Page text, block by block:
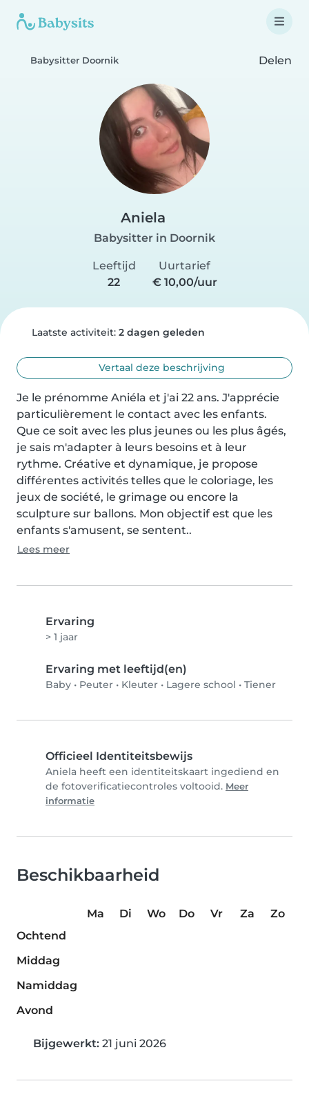
Babysitter Doornik Delen
Aniela
Babysitter in Doornik
Leeftijd
22
Uurtarief
€ 10,00/uur
Laatste activiteit: 2 dagen geleden
Vertaal deze beschrijving
Je le prénomme Aniéla et j'ai 22 ans. J'apprécie
particulièrement le contact avec les enfants.
Que ce soit avec les plus jeunes ou les plus âgés,
je sais m'adapter à leurs besoins et à leur
rythme. Créative et dynamique, je propose
différentes activités telles que le coloriage, les
jeux de société, le grimage ou encore la
sculpture sur ballons. Mon objectif est que les
enfants s'amusent, se sentent..
Lees meer
Ervaring
> 1 jaar
Ervaring met leeftijd(en)
Baby • Peuter • Kleuter • Lagere school • Tiener
Officieel Identiteitsbewijs
Aniela heeft een identiteitskaart ingediend en
de fotoverificatiecontroles voltooid. Meer
informatie
Beschikbaarheid
Ma Di Wo Do Vr Za
Zo
Ochtend
Middag
Namiddag
Avond
Bijgewerkt: 21 juni 2026